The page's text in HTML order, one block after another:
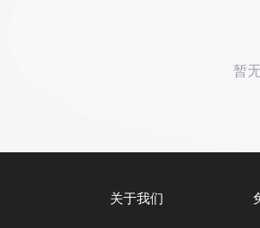
暂
关于我们